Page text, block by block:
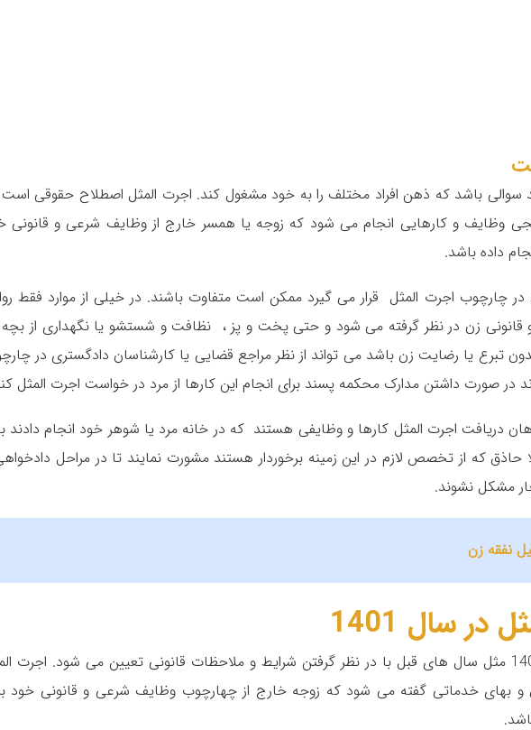
باشد که ذهن افراد مختلف را به خود مشغول کند. اجرت المثل اصطلاح حقوقی
وظایف و کارهایی انجام می شود که زوجه یا همسر خارج از وظایف شرعی و قانونی
داده باشد.
چارچوب اجرت المثل قرار می گیرد ممکن است متفاوت باشند. در خیلی از موارد فقط
زن در نظر گرفته می شود و حتی پخت و پز ، نظافت و شستشو یا نگهداری از
تبرع یا رضایت زن باشد می تواند از نظر مراجع قضایی یا کارشناسان دادگستری در
در صورت داشتن مدارک محکمه پسند برای انجام این کارها از مرد در خواست اجرت المثل
دریافت اجرت المثل کارها و وظایفی هستند که در خانه مرد یا شوهر خود انجام دادند
حاذق که از تخصص لازم در این زمینه برخوردار هستند مشورت نمایند تا در مراحل
مشکل نشوند.
نفقه زن
سال 1401
مبلغ اجرت المثل در سال 1401 مثل سال های قبل با در نظر گرفتن شرایط و ملاحظات قانونی تعیین می شود. اجرت
بهای خدماتی گفته می شود که زوجه خارج از چهارچوب وظایف شرعی و قانونی خود